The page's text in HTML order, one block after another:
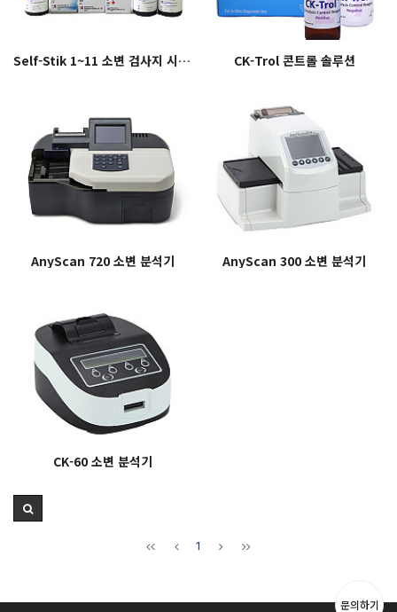
문의하기
Self-Stik 1~11 소변 검사지 시리즈 CK-Trol 콘트롤 솔루션
AnyScan 720 소변 분석기 AnyScan 300 소변 분석기
CK-60 소변 분석기
1